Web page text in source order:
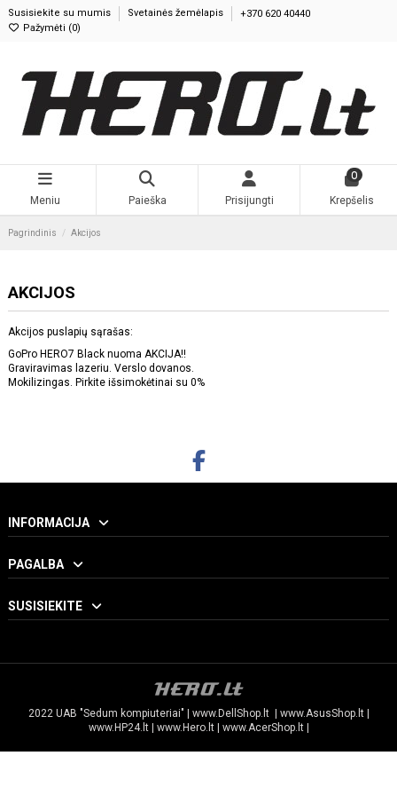
Susisiekite su mumis Svetainės žemėlapis
+370 620 40440
Pažymėti (0)
Meniu Paieška Prisijungti
0
Krepšelis
Pagrindinis Akcijos
AKCIJOS
Akcijos puslapių sąrašas:
GoPro HERO7 Black nuoma AKCIJA!!
Graviravimas lazeriu. Verslo dovanos.
Mokilizingas. Pirkite išsimokėtinai su 0%
INFORMACIJA
PAGALBA
SUSISIEKITE
2022 UAB "Sedum kompiuteriai" | www.DellShop.lt | www.AsusShop.lt |
www.HP24.lt| www.Hero.lt| www.AcerShop.lt|